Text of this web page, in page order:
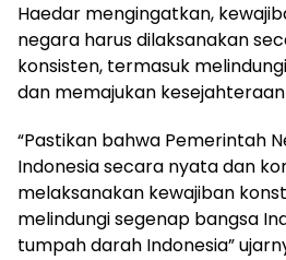
Haedar mengingatkan,
negara harus dilaksanakan
konsisten, termasuk
dan memajukan
“Pastikan bahwa Pemerintah
Indonesia secara nyata dan
melaksanakan kewajiban
melindungi segenap bangsa
tumpah darah Indonesia”